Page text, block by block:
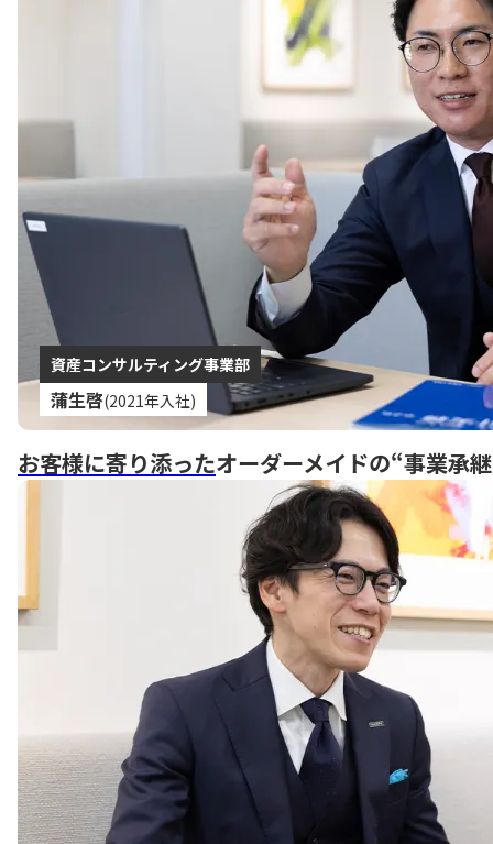
資産コンサルティング事業部
蒲生啓(2021年入社)
お客様に寄り添ったオーダーメイドの“事業承